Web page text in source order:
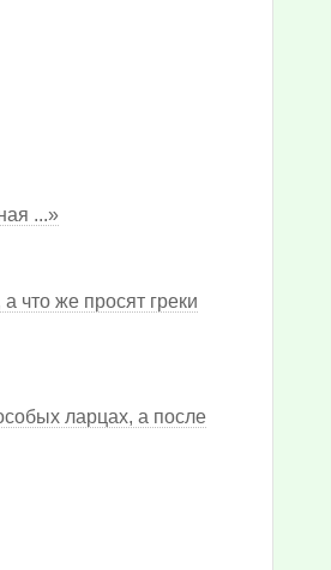
...»
что же просят греки
ларцах, а после